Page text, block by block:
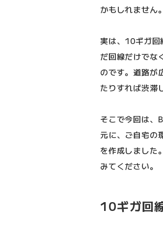
かもしれません。
実は、10ギガ回
だ回線だけでな
のです。道路が
たりすれば渋滞
そこで今回は、
元に、ご自宅の
を作成しました
みてください。
10ギガ回